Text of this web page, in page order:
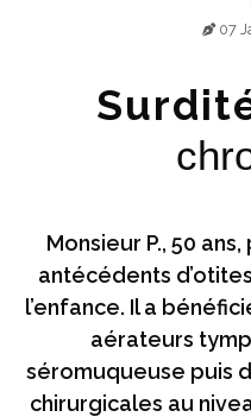
07
Monsieur P., 50
antécédents
l’enfance. Il a
aérateurs
séromuqueuse puis
chirurgicales au